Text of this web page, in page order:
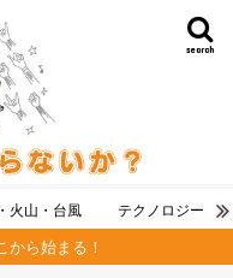
search
火山・台風 テクノロジー
から始まる！